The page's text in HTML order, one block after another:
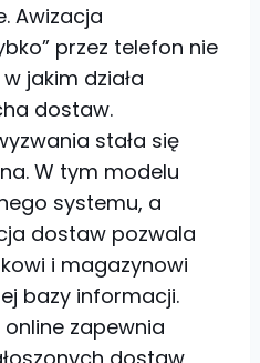
Awizacja
przez telefon nie
jakim działa
dostaw.
stała się
W tym modelu
systemu, a
dostaw pozwala
i magazynowi
bazy informacji.
zapewnia